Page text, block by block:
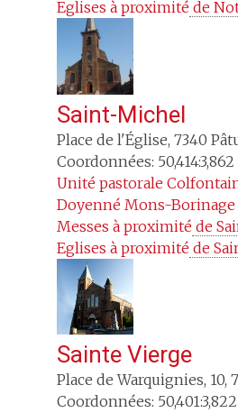
Eglises à proximité de
Saint-Michel
Place de l'Église, 7340
Coordonnées: 50,414:3,862
Unité pastorale
Doyenné Mons-Borinage
Messes à proximité de
Eglises à proximité de
Sainte Vierge
Place de Warquignies, 10,
Coordonnées: 50,401:3,822